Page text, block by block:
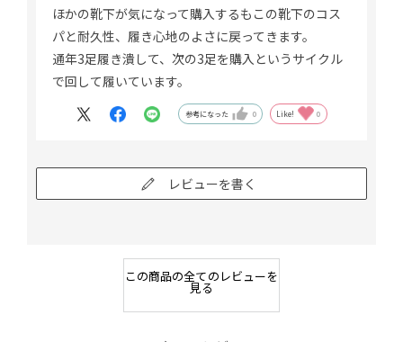
ほかの靴下が気になって購入するもこの靴下のコス
パと耐久性、履き心地のよさに戻ってきます。
通年3足履き潰して、次の3足を購入というサイクル
で回して履いています。
参考になった 0 Like! 0
レビューを書く
この商品の全てのレビューを
見る